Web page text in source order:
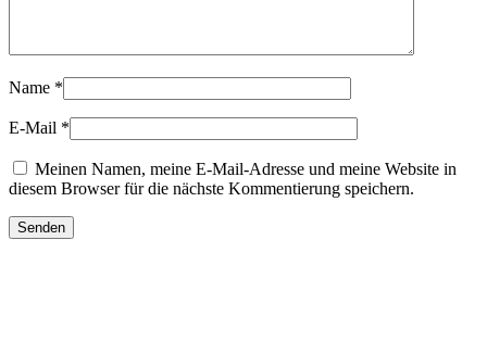
Name *
E-Mail *
Meinen Namen, meine E-Mail-Adresse und meine Website in
diesem Browser für die nächste Kommentierung speichern.